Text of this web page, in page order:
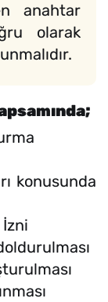
anahtar
olarak
konusunda